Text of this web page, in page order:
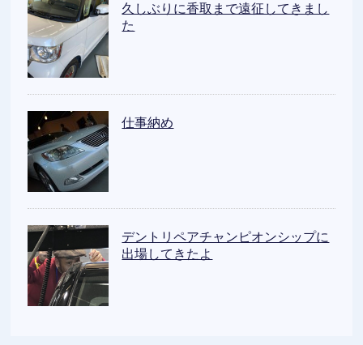
久しぶりに香取まで遠征してきまし
た
仕事納め
デントリペアチャンピオンシップに
出場してきたよ